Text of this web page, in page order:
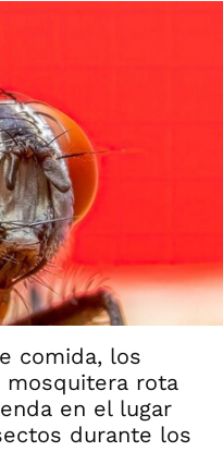
comida, los
mosquitera rota
en el lugar
durante los